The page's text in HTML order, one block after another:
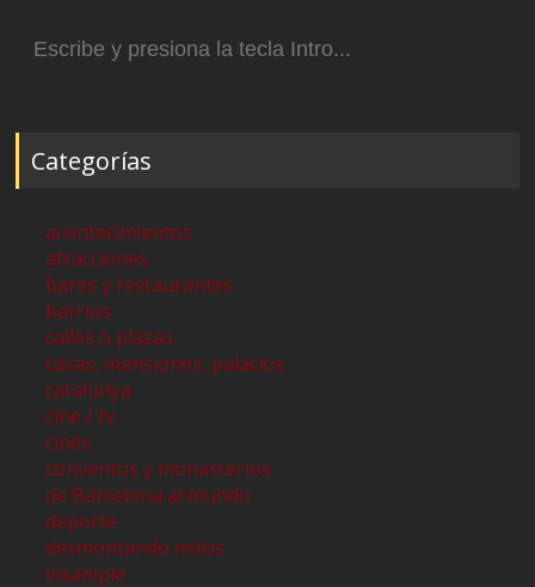
Categorías
acontecimientos
atracciones
bares y restaurantes
barrios
calles o plazas
casas, mansiones, palacios
catalunya
cine / tv
cines
conventos y monasterios
de Barcelona al mundo
deporte
desmontando mitos
eixample